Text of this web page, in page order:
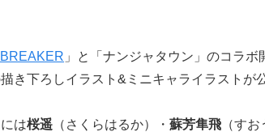
」と「ナンジャタウン」のコラ
き下ろしイラスト&ミニキャライラストが
は桜遥 （さくらはるか）・ 蘇芳隼飛 （す